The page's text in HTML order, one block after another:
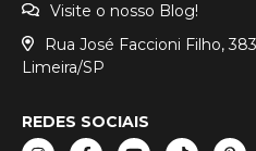
Visite o nosso Blog!
Rua José Faccioni Filho,
Limeira/SP
REDES SOCIAIS